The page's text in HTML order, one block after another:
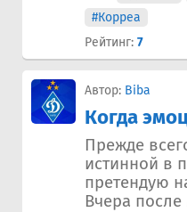
#Корреа
Рейтинг: 7
Автор: Biba
Когда
Прежде
истинной в
претендую
Вчера после